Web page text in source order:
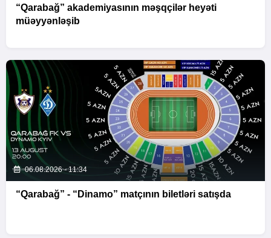
“Qarabağ” akademiyasının məşqçilər heyəti
müəyyənləşib
06.08.2026 - 11:34
“Qarabağ” - “Dinamo” matçının biletləri satışda